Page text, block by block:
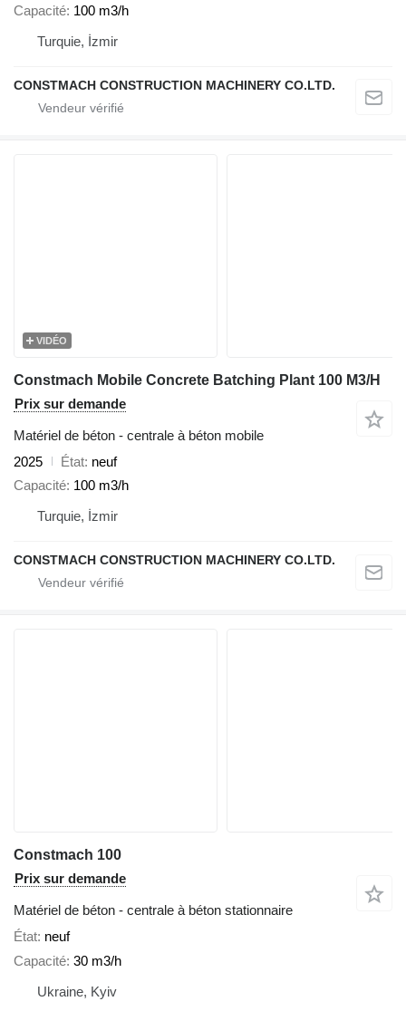
Capacité 100 m3/h
Turquie, İzmir
CONSTMACH CONSTRUCTION MACHINERY CO.LTD.
VIDÉO
Constmach Mobile Concrete Batching Plant 100 M3/H
Prix sur demande
Matériel de béton - centrale à béton mobile
2025
État neuf
Capacité 100 m3/h
Turquie, İzmir
CONSTMACH CONSTRUCTION MACHINERY CO.LTD.
Constmach 100
Prix sur demande
Matériel de béton - centrale à béton stationnaire
État neuf
Capacité 30 m3/h
Ukraine, Kyiv